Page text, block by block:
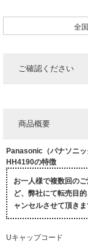
全国
ご確認ください
商品概要
Panasonic（パナソニ
HH4190の特徴
お一人様で複数回の
ど、弊社にて転売目
ャンセルさせて頂きま
Uキャップコード